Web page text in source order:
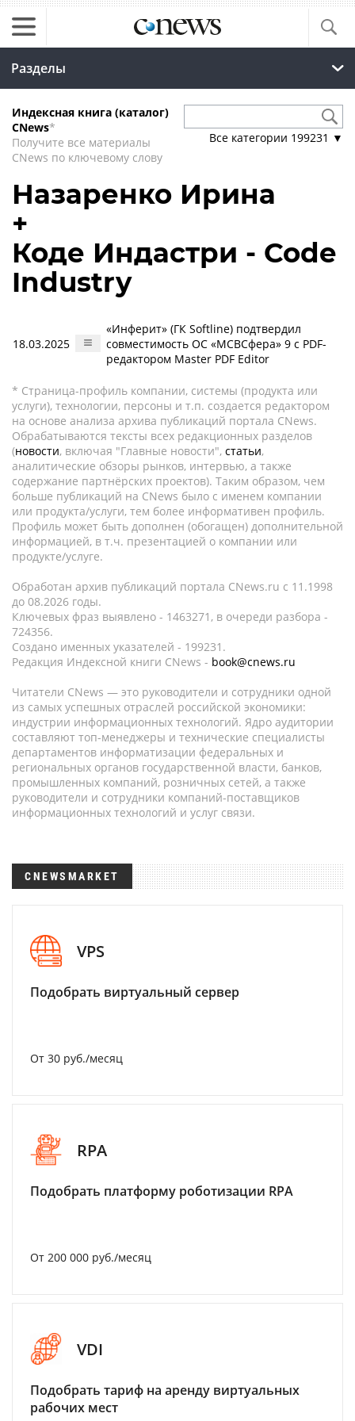
Разделы
Индексная книга (каталог)
CNews*
Получите все материалы
CNews по ключевому слову
Все категории 199231 ▼
Назаренко Ирина
+
Коде Индастри - Code
Industry
18.03.2025
«Инферит» (ГК Softline) подтвердил
совместимость ОС «МСВСфера» 9 с PDF-
редактором Master PDF Editor
* Страница-профиль компании, системы (продукта или
услуги), технологии, персоны и т.п. создается редактором
на основе анализа архива публикаций портала CNews.
Обрабатываются тексты всех редакционных разделов
(новости, включая "Главные новости", статьи,
аналитические обзоры рынков, интервью, а также
содержание партнёрских проектов). Таким образом, чем
больше публикаций на CNews было с именем компании
или продукта/услуги, тем более информативен профиль.
Профиль может быть дополнен (обогащен) дополнительной
информацией, в т.ч. презентацией о компании или
продукте/услуге.
Обработан архив публикаций портала CNews.ru c 11.1998
до 08.2026 годы.
Ключевых фраз выявлено - 1463271, в очереди разбора -
724356.
Создано именных указателей - 199231.
Редакция Индексной книги CNews - book@cnews.ru
Читатели CNews — это руководители и сотрудники одной
из самых успешных отраслей российской экономики:
индустрии информационных технологий. Ядро аудитории
составляют топ-менеджеры и технические специалисты
департаментов информатизации федеральных и
региональных органов государственной власти, банков,
промышленных компаний, розничных сетей, а также
руководители и сотрудники компаний-поставщиков
информационных технологий и услуг связи.
CNEWSMARKET
VPS
Подобрать виртуальный сервер
От 30 руб./месяц
RPA
Подобрать платформу роботизации RPA
От 200 000 руб./месяц
VDI
Подобрать тариф на аренду виртуальных
рабочих мест